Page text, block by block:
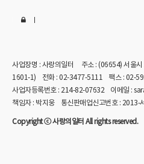
사업장명 : 사랑의일터
주소 : (06654) 서울
1601-1)
전화 : 02-3477-5111 팩스 : 02-
사업자등록번호 : 214-82-07632
이메일 :
책임자 : 박지웅
통신판매업신고번호 : 2013-
Copyright ⓒ 사랑의일터 All rights reserved.